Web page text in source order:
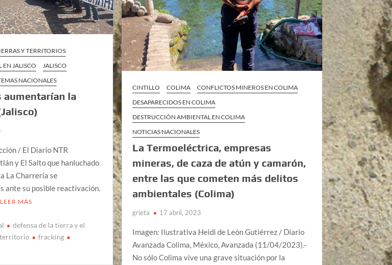
Y TERRITORIOS
EN JALISCO
JALISCO
NACIONALES
aumentarían la
/ El Diario NTR
y El Salto que hanluchado
La Charrería se
ante su posible reactivación.
LEER MÁS
defensa de la tierra y el
territorio
fracking
CINTILLO COLIMA
CONFLICTOS MINEROS EN COLIMA
DESAPARECIDOS EN COLIMA
DESTRUCCIÓN AMBIENTAL EN COLIMA
NOTICIAS NACIONALES
La Termoeléctrica, empresas
mineras, de caza de atún y camarón,
entre las que cometen más delitos
ambientales (Colima)
grieta 17 abril, 2023
Imagen: Ilustrativa Heidi de León Gutiérrez / Diario
Avanzada Colima, México, Avanzada (11/04/2023).-
No sólo Colima vive una grave situación por la